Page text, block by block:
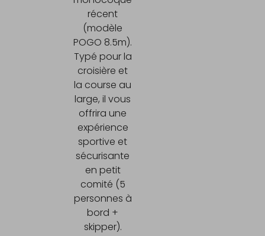
récent
(modèle
POGO 8.5m).
Typé pour la
croisière et
la course au
large, il vous
offrira une
expérience
sportive et
sécurisante
en petit
comité (5
personnes à
bord +
skipper).